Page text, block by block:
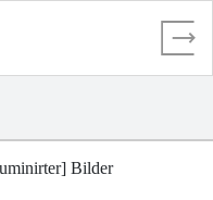
Bilder